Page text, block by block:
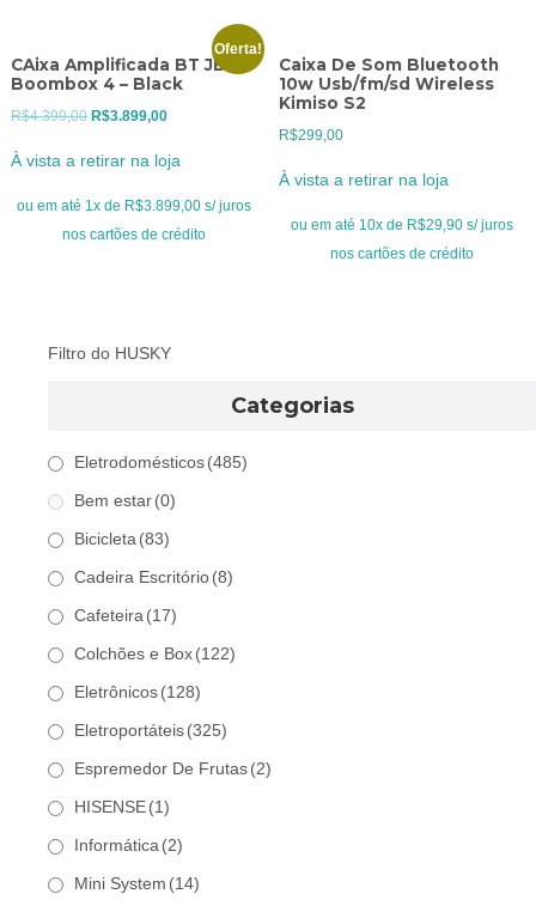
Oferta!
CAixa Amplificada BT JBL
Boombox 4 – Black
R$4.399,00 O
original
era:
R$4.399,00.
R$3.899,00O
atual
é:
R$3.899,00.
À vista a retirar na loja
ou em até 1x de R$3.899,00 s/ juros
nos cartões de crédito
Caixa De Som Bluetooth
10w Usb/fm/sd Wireless
Kimiso S2
R$299,00
À vista a retirar na loja
ou em até 10x de R$29,90 s/ juros
nos cartões de crédito
Filtro do HUSKY
Categorias
Eletrodomésticos (485)
Bem estar (0)
Bicicleta (83)
Cadeira Escritório (8)
Cafeteira (17)
Colchões e Box (122)
Eletrônicos (128)
Eletroportáteis (325)
Espremedor De Frutas (2)
HISENSE (1)
Informática (2)
Mini System (14)